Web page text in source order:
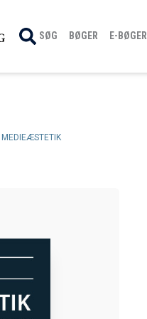
SØG BØGER E-BØGER
MEDIEÆSTETIK